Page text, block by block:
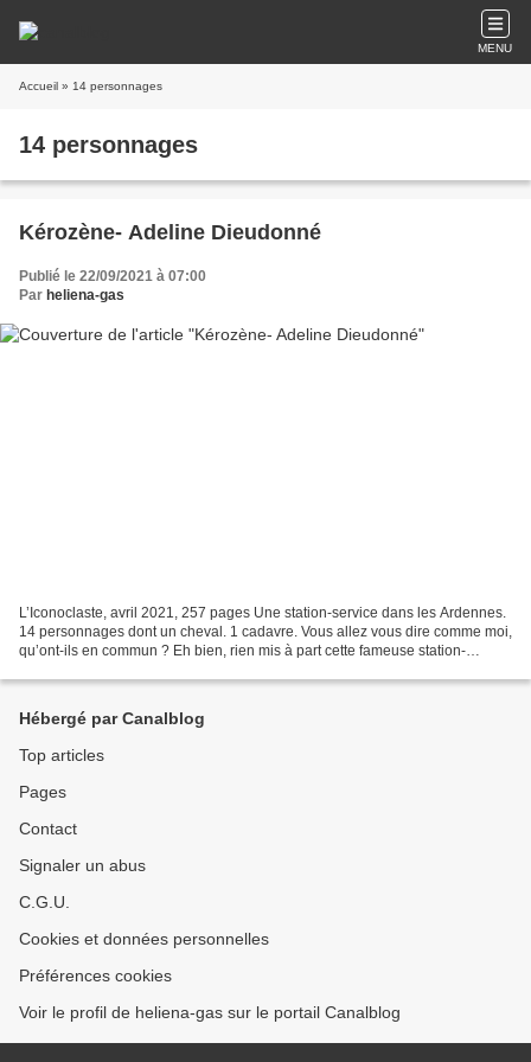
MENU
Accueil » 14 personnages
14 personnages
Kérozène- Adeline Dieudonné
Publié le 22/09/2021 à 07:00
Par heliena-gas
L’Iconoclaste, avril 2021, 257 pages Une station-service dans les Ardennes.
14 personnages dont un cheval. 1 cadavre. Vous allez vous dire comme moi,
qu’ont-ils en commun ? Eh bien, rien mis à part cette fameuse station-
Hébergé par Canalblog
Top articles
Pages
Contact
Signaler un abus
C.G.U.
Cookies et données personnelles
Préférences cookies
Voir le profil de heliena-gas sur le portail Canalblog